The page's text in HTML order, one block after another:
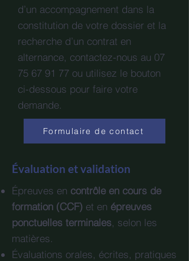
d’un accompagnement dans la
constitution de votre dossier et la
recherche d’un contrat en
alternance, contactez-nous au 07
75 67 91 77 ou utilisez le bouton
ci-dessous pour faire votre
demande.
Formulaire de contact
Évaluation et validation
Épreuves en contrôle en cours de
formation (CCF) et en épreuves
ponctuelles terminales, selon les
matières.
Évaluations orales, écrites, pratiques